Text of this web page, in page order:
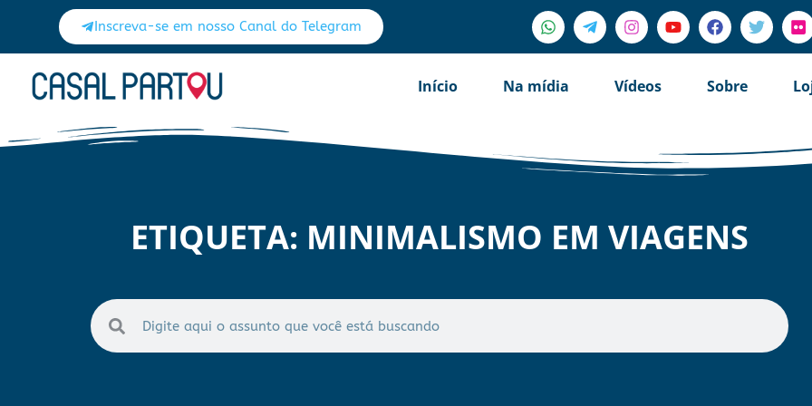
Inscreva-se em nosso Canal do Telegram
Início Na mídia Vídeos Sobre
ETIQUETA: MINIMALISMO EM VIAGENS